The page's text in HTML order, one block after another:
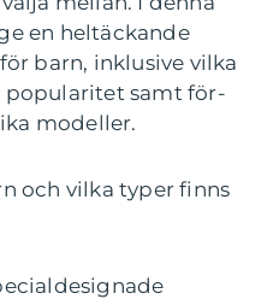
en heltäckande
barn, inklusive vilka
popularitet samt för-
modeller.
och vilka typer finns